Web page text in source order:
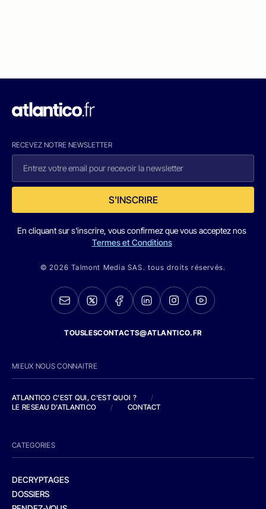
RECEVEZ NOTRE NEWSLETTER
S'INSCRIRE
En cliquant sur s'inscrire, vous confirmez que vous acceptez nos
Termes et Conditions
© 2026 Talmont Media SAS. tous droits réservés.
TOUSLESCONTACTS@ATLANTICO.FR
MIEUX NOUS CONNAITRE
ATLANTICO C'EST QUI, C'EST QUOI ?
/
LE RESEAU D'ATLANTICO
/ CONTACT
CATEGORIES
DECRYPTAGES
DOSSIERS